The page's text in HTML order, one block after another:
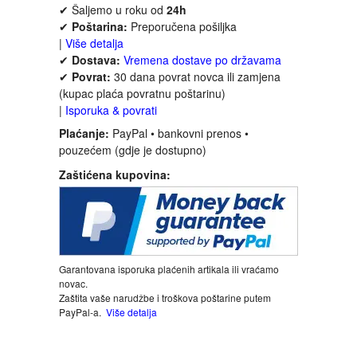
KLASICI
KNJIGE ZA DECU
KOMEDIJA
KRIMINALISTIČKI
KUVARI
LJUBAVNI
MITOLOGIJA
MUZIKA
✔ Šaljemo u roku od 24h
✔ Poštarina: Preporučena pošiljka
| Više detalja
✔ Dostava: Vremena dostave po državama
✔ Povrat: 30 dana povrat novca ili zamjena
(kupac plaća povratnu poštarinu)
| Isporuka & povrati
Plaćanje: PayPal • bankovni prenos •
pouzećem (gdje je dostupno)
Zaštićena kupovina:
Garantovana isporuka plaćenih artikala ili vraćamo
novac.
Zaštita vaše narudžbe i troškova poštarine putem
PayPal-a. Više detalja